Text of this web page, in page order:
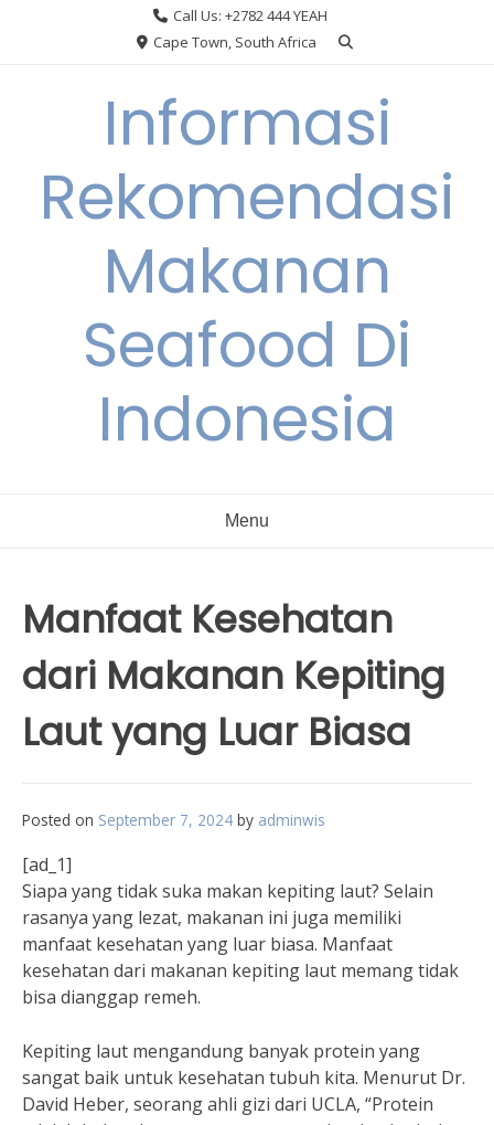
Call Us: +2782 444 YEAH
Cape Town, South Africa
Informasi
Rekomendasi
Makanan
Seafood Di
Indonesia
Menu
Manfaat Kesehatan
dari Makanan Kepiting
Laut yang Luar Biasa
Posted on September 7, 2024 by adminwis
[ad_1]
Siapa yang tidak suka makan kepiting laut? Selain
rasanya yang lezat, makanan ini juga memiliki
manfaat kesehatan yang luar biasa. Manfaat
kesehatan dari makanan kepiting laut memang tidak
bisa dianggap remeh.
Kepiting laut mengandung banyak protein yang
sangat baik untuk kesehatan tubuh kita. Menurut Dr.
David Heber, seorang ahli gizi dari UCLA, “Protein